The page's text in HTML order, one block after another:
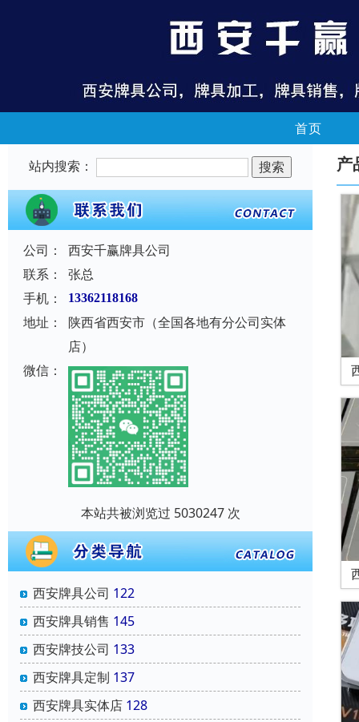
首页
站内搜索：
公司：
西安千赢牌具公司
联系：
张总
手机：
13362118168
地址：
陕西省西安市（全国各地有分公司实体
店）
微信：
本站共被浏览过 5030247 次
西安牌具公司 122
西安牌具销售 145
西安牌技公司 133
西安牌具定制 137
西安牌具实体店 128
产